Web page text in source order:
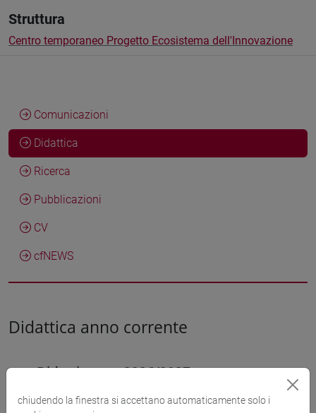
Struttura
Centro temporaneo Progetto Ecosistema dell'Innovazione
Comunicazioni
Didattica
Ricerca
Pubblicazioni
CV
cfNEWS
Didattica anno corrente
Didattica a.a. 2026/2027
chiudendo la finestra si accettano automaticamente solo i